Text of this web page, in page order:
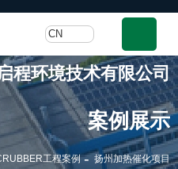
CN
程环境技术有限公司
案例展示
工程案例 -扬州加热催化项目